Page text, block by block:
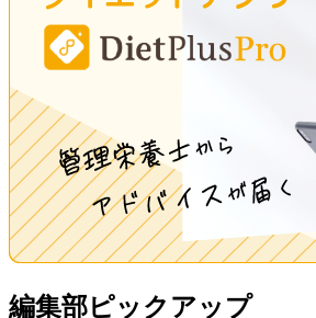
編集部ピックアップ